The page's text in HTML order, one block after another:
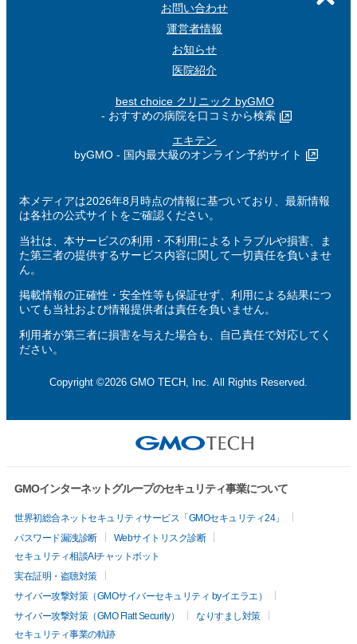
お問い合わせ
運営者情報
お知らせ
医院紹介
best choice クリニック byGMO
- おすすめの病院を口コミから検索
エキテン
byGMO - 国内最大級のオンライン予約サイト
本メディアは2026年8月時点の情報に基づいており、最新情報
は各社の公式サイトをご確認ください。
当社は、本サービスの利用・不利用によるトラブルや損害、ま
た第三者の提供するサービス内容に関して一切責任を負いませ
ん。
掲載情報の正確性・安全性等も保証せず、利用による結果につ
いても当社および情報提供者は責任を負いません。
利用者が第三者に損害を与えた場合も、自己責任で対応してく
ださい。
Copyright ©2026 GMO TECH, Inc. All Rights Reserved.
GMOインターネットグループのセキュリティ事業について
世界初総合ネットセキュリティサービス「GMOセキュリティ24」
パスワード漏洩診断
Webサイトリスク診断
セキュリティ相談AIチャットボット
実在証明・盗聴対策
サイバー攻撃対策（GMOサイバーセキュリティ byイエラエ）
サイバー攻撃対策（GMO Flatt Security）
なりすまし対策
セキュリティ事業の軌跡